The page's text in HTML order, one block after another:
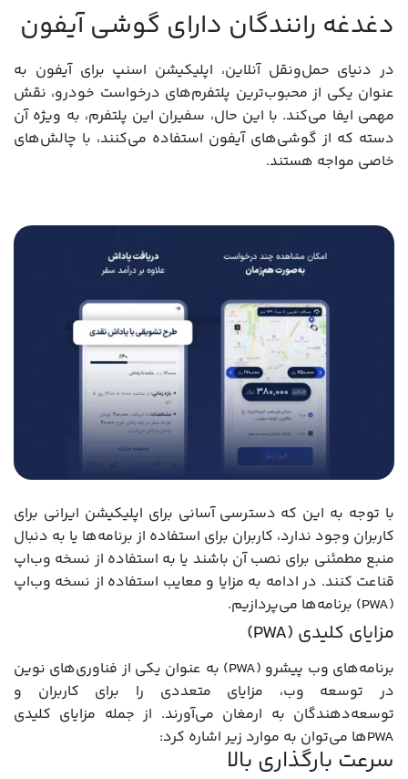
دغدغه رانندگان دارای گوشی آیفون
در دنیای حمل‌ونقل آنلاین، اپلیکیشن اسنپ برای آیفون به
عنوان یکی از محبوب‌ترین پلتفرم‌های درخواست خودرو، نقش
مهمی ایفا می‌کند. با این حال، سفیران این پلتفرم، به‌ ویژه آن
دسته که از گوشی‌های آیفون استفاده می‌کنند، با چالش‌های
خاصی مواجه هستند.
با توجه به این که دسترسی آسانی برای اپلیکیشن ایرانی برای
کاربران وجود ندارد، کاربران برای استفاده از برنامه‌ها یا به دنبال
منبع مطمئنی برای نصب آن باشند یا به استفاده از نسخه وب‌اپ
قناعت کنند. در ادامه به مزایا و معایب استفاده از نسخه وب‌اپ
(PWA) برنامه‌ها می‌پردازیم.
مزایای کلیدی (PWA)
برنامه‌های وب پیشرو (PWA) به عنوان یکی از فناوری‌های نوین
در توسعه وب، مزایای متعددی را برای کاربران و
توسعه‌دهندگان به ارمغان می‌آورند. از جمله مزایای کلیدی
PWAها می‌توان به موارد زیر اشاره کرد:
سرعت بارگذاری بالا